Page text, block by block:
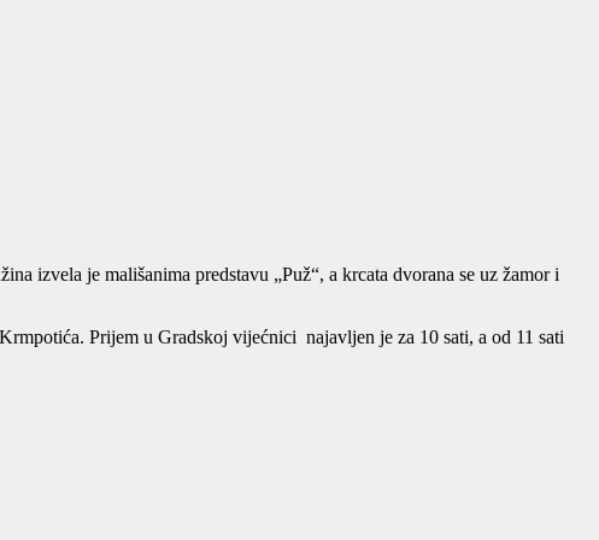
izvela je mališanima predstavu „Puž“, a krcata dvorana se uz žamor i
Prijem u Gradskoj vijećnici najavljen je za 10 sati, a od 11 sati